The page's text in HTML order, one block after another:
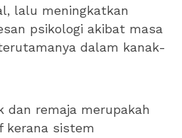
lalu meningkatkan
psikologi akibat masa
dalam kanak-
dan remaja merupakah
kerana sistem